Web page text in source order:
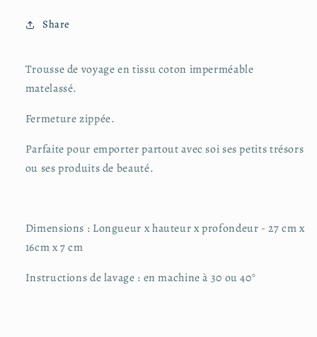
Share
Trousse de voyage en tissu coton imperméable
matelassé.
Fermeture zippée.
Parfaite pour emporter partout avec soi ses petits trésors
ou ses produits de beauté.
Dimensions : Longueur x hauteur x profondeur - 27 cm x
16cm x 7 cm
Instructions de lavage : en machine à 30 ou 40°